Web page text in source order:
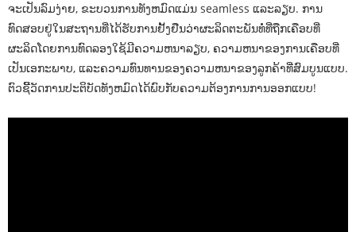
ຈະເປັນລົມງ່າຍ, ຂະບວນການທັງຫມົດແມ່ນ seamless ແລະລຽບ. ການ
ທົດສອບຢູ່ໃນສະຖານທີ່ໄດ້ຮັບການຢັ້ງຢືນວ່າຜະລິດຕະພັນທໍ່ທີ່ຖືກເຄືອບທີ່
ຜະລິດໂດຍການທົດລອງໃຊ້ມີຄວາມຫນາລຽບ, ຄວາມຫນາຂອງການເຄືອບທີ່
ເປັນເອກະພາບ, ແລະຄວາມທົນທານຂອງຄວາມຫນາຂອງລູກຄ້າທີ່ສົມບູນແບບ.
ຕົວຊີ້ວັດການປະຕິບັດທັງຫມົດໄດ້ພົບກັບຄວາມຕ້ອງການການອອກແບບ!